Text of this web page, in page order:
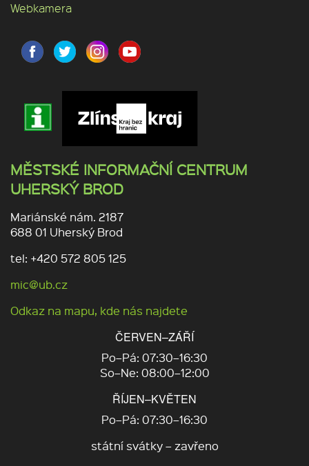
Webkamera
MĚSTSKÉ INFORMAČNÍ CENTRUM
UHERSKÝ BROD
Mariánské nám. 2187
688 01 Uherský Brod
tel: +420 572 805 125
mic@ub.cz
Odkaz na mapu, kde nás najdete
ČERVEN–ZÁŘÍ
Po–Pá: 07:30–16:30
So–Ne: 08:00–12:00
ŘÍJEN–KVĚTEN
Po–Pá: 07:30–16:30
státní svátky – zavřeno